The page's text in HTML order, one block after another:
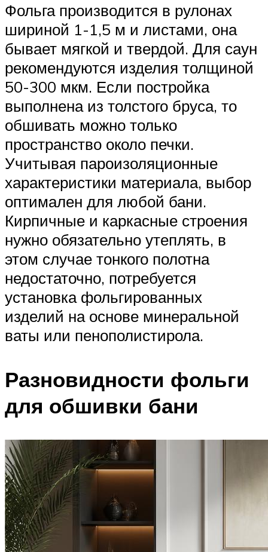
Фольга производится в рулонах
шириной 1-1,5 м и листами, она
бывает мягкой и твердой. Для саун
рекомендуются изделия толщиной
50-300 мкм. Если постройка
выполнена из толстого бруса, то
обшивать можно только
пространство около печки.
Учитывая пароизоляционные
характеристики материала, выбор
оптимален для любой бани.
Кирпичные и каркасные строения
нужно обязательно утеплять, в
этом случае тонкого полотна
недостаточно, потребуется
установка фольгированных
изделий на основе минеральной
ваты или пенополистирола.
Разновидности фольги
для обшивки бани